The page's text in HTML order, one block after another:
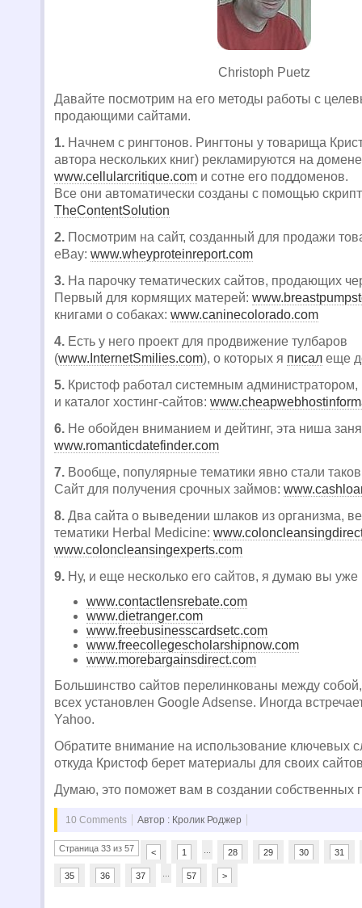
Christoph Puetz
Давайте посмотрим на его методы работы с
продающими сайтами.
1. Начнем с рингтонов. Рингтоны у товарища
автора нескольких книг) рекламируются на домене
www.cellularcritique.com и сотне его поддоменов.
Все они автоматически созданы с помощью
TheContentSolution
2. Посмотрим на сайт, созданный для продажи
eBay: www.wheyproteinreport.com
3. На парочку тематических сайтов, продающих
Первый для кормящих матерей:
книгами о собаках: www.caninecolorado.com
4. Есть у него проект для продвижение тулбаров
(www.InternetSmilies.com), о которых я писал еще
5. Кристоф работал системным администратором,
и каталог хостинг-сайтов:
6. Не обойден вниманием и дейтинг, эта ниша
www.romanticdatefinder.com
7. Вообще, популярные тематики явно стали
Сайт для получения срочных займов:
8. Два сайта о выведении шлаков из организма,
тематики Herbal Medicine:
www.coloncleansingexperts.com
9. Ну, и еще несколько его сайтов, я думаю вы
www.contactlensrebate.com
www.dietranger.com
www.freebusinesscardsetc.com
www.freecollegescholarshipnow.com
www.morebargainsdirect.com
Большинство сайтов перелинкованы между собой,
всех установлен Google Adsense. Иногда
Yahoo.
Обратите внимание на использование ключевых
откуда Кристоф берет материалы для своих
Думаю, это поможет вам в создании собственных
10 Comments Автор : Кролик Роджер
Страница 33 из 57 < 1 28 29 30 31
35 36 37 57 >